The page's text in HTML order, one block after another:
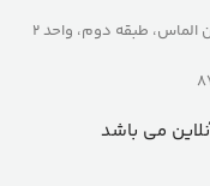
الماس، طبقه دوم، واحد 2
می باشد